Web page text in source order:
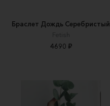
Браслет Дождь Серебристый
Fetish
4690 ₽